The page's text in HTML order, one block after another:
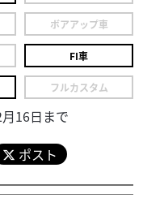
ボアアップ車
FI車
フルカスタム
16日まで
ポスト